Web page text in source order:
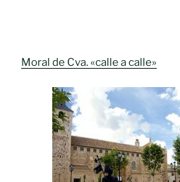
Moral de Cva. «calle a calle»